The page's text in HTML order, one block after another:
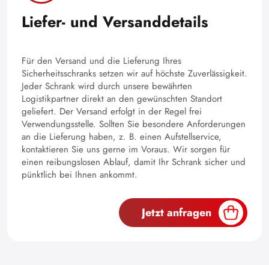
Liefer- und Versanddetails
Für den Versand und die Lieferung Ihres
Sicherheitsschranks setzen wir auf höchste Zuverlässigkeit.
Jeder Schrank wird durch unsere bewährten
Logistikpartner direkt an den gewünschten Standort
geliefert. Der Versand erfolgt in der Regel frei
Verwendungsstelle. Sollten Sie besondere Anforderungen
an die Lieferung haben, z. B. einen Aufstellservice,
kontaktieren Sie uns gerne im Voraus. Wir sorgen für
einen reibungslosen Ablauf, damit Ihr Schrank sicher und
pünktlich bei Ihnen ankommt.
Jetzt anfragen